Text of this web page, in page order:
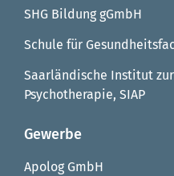
SHG Bildung gGmbH
Schule für
Saarländische Institut
Psychotherapie, SIAP
Gewerbe
Apolog GmbH